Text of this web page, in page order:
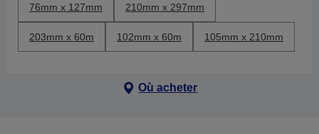
76mm x 127mm 210mm x 297mm
203mm x 60m 102mm x 60m 105mm x 210mm
Où acheter